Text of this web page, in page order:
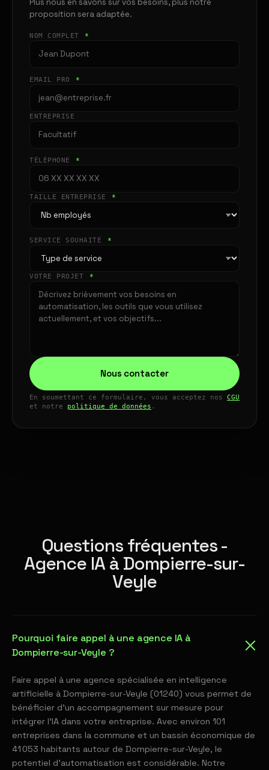
Plus nous en savons sur vos besoins, plus notre
proposition sera adaptée.
NOM COMPLET *
EMAIL PRO *
ENTREPRISE
TÉLÉPHONE *
TAILLE ENTREPRISE *
SERVICE SOUHAITÉ *
VOTRE PROJET *
Nous contacter
En soumettant ce formulaire, vous acceptez nos CGU
et notre politique de données .
Questions fréquentes -
Agence IA à Dompierre-sur-
Veyle
Pourquoi faire appel à une agence IA à
Dompierre-sur-Veyle ?
Faire appel à une agence spécialisée en intelligence
artificielle à Dompierre-sur-Veyle (01240) vous permet de
bénéficier d'un accompagnement sur mesure pour
intégrer l'IA dans votre entreprise. Avec environ 101
entreprises dans la commune et un bassin économique de
41 053 habitants autour de Dompierre-sur-Veyle, le
potentiel d'automatisation est considérable. Notre